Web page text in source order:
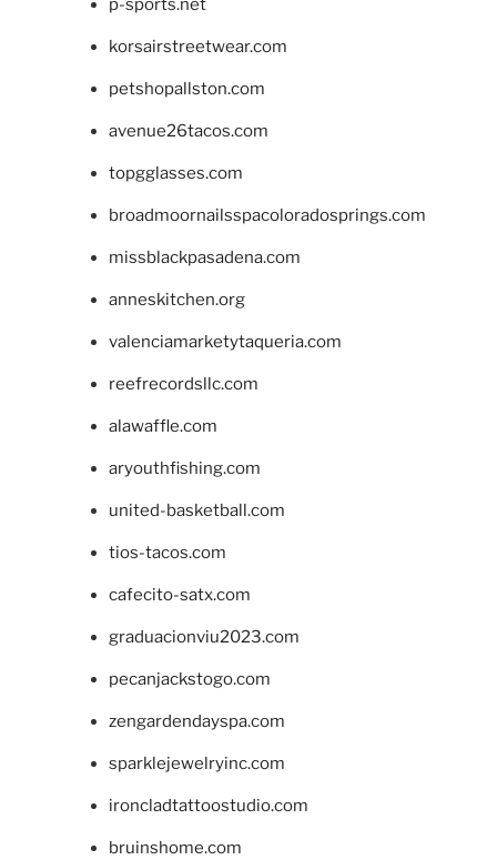
p-sports.net
korsairstreetwear.com
petshopallston.com
avenue26tacos.com
topgglasses.com
broadmoornailsspacoloradosprings.com
missblackpasadena.com
anneskitchen.org
valenciamarketytaqueria.com
reefrecordsllc.com
alawaffle.com
aryouthfishing.com
united-basketball.com
tios-tacos.com
cafecito-satx.com
graduacionviu2023.com
pecanjackstogo.com
zengardendayspa.com
sparklejewelryinc.com
ironcladtattoostudio.com
bruinshome.com